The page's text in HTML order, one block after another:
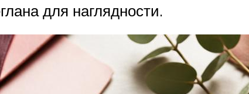
для наглядности.